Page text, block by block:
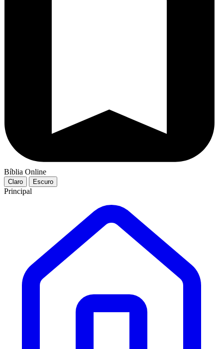
Bíblia Online
Claro Escuro
Principal